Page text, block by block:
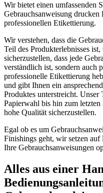
Wir bietet einen umfassenden
Gebrauchsanweisung drucken
professionellen Etikettierung.
Wir verstehen, dass die
Teil des Produkterlebnisses
sicherzustellen, dass jede
verständlich ist, sondern auch
professionelle Etikettierung
und gibt Ihnen ein
Produktes unterstreicht. Unser
Papierwahl bis hin zum
hohe Qualität sicherzustellen.
Egal ob es um
Finishings geht, wir setzen
Ihre Gebrauchsanweisungen
Alles aus einer